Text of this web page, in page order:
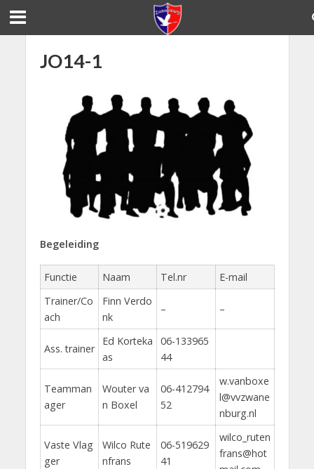
JO14-1
Begeleiding
Functie Naam Tel.nr
E-mail
Trainer/Co
ach
Finn Verdo
nk
– –
Ass. trainer
Ed Korteka
as
06-133965
44
Teamman
ager
Wouter va
n Boxel
06-412794
52
w.vanboxe
l@vvzwane
nburg.nl
Vaste Vlag
ger
Wilco Rute
nfrans
06-519629
41
wilco_ruten
frans@hot